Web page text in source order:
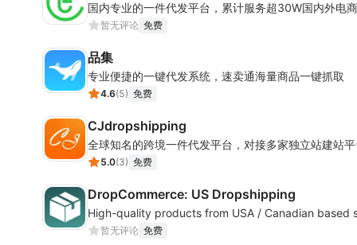
国内专业的一件代发平台，累计服务超30W国内外电
暂无评论 免费
品集
专业便捷的一键代发系统，速卖通海量商品一键抓取
4.6(5) 免费
CJdropshipping
全球知名的跨境一件代发平台，对接多家独立站建站
5.0(3) 免费
DropCommerce: US Dropshipping
High-quality products from USA / Canadian based
暂无评论 免费